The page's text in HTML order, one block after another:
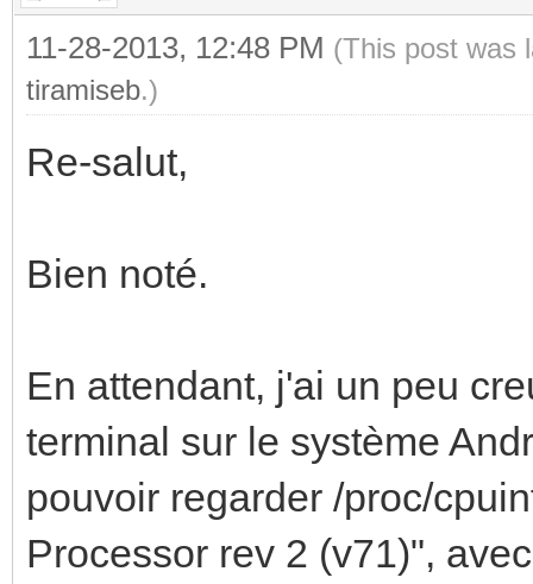
11-28-2013, 12:48 PM (This post was
tiramiseb.)
Re-salut,
Bien noté.
En attendant, j'ai un peu
terminal sur le système
pouvoir regarder /proc/
Processor rev 2 (v71)",